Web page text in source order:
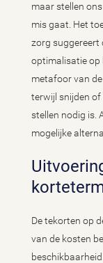
maar stellen
mis gaat. Het
zorg suggereert
optimalisatie op
metafoor van
terwijl snijden of
stellen nodig is.
mogelijke
De tekorten op
van de kosten